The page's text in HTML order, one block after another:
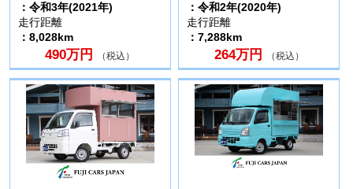
：令和3年(2021年)
走行距離
：8,028km
490万円 （税込）
：令和2年(2020年)
走行距離
：7,288km
264万円 （税込）